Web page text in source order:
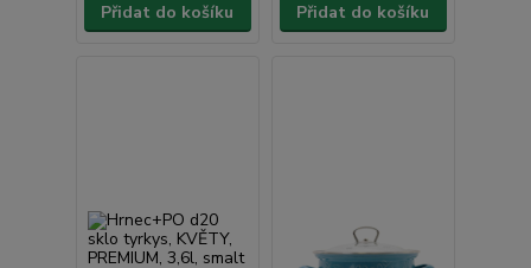
Přidat do košíku Přidat do košíku